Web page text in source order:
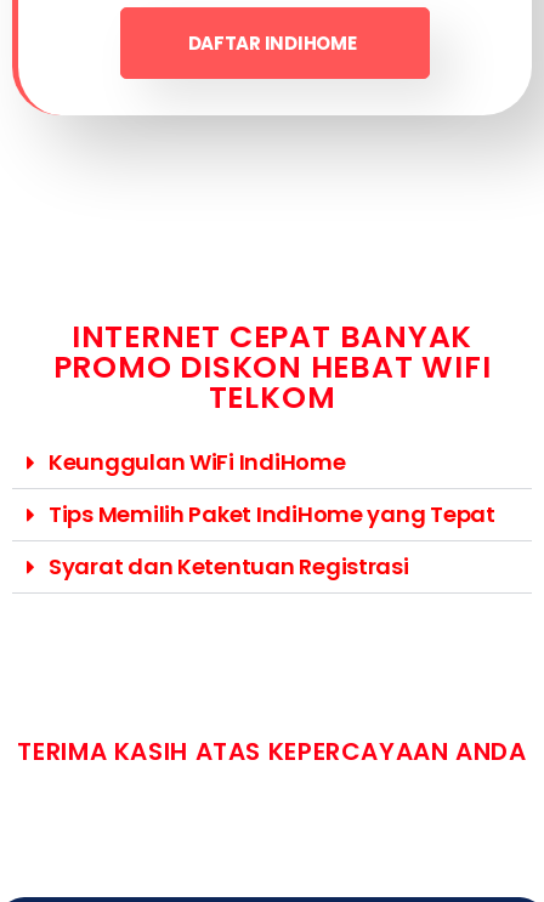
DAFTAR INDIHOME
INTERNET CEPAT BANYAK
PROMO DISKON HEBAT WIFI
TELKOM
Keunggulan WiFi IndiHome
Tips Memilih Paket IndiHome yang Tepat
Syarat dan Ketentuan Registrasi
TERIMA KASIH ATAS KEPERCAYAAN ANDA